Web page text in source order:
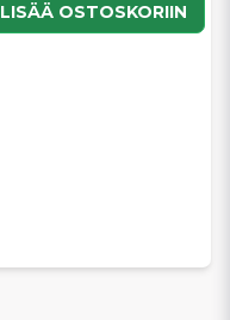
LISÄÄ OSTOSKORIIN